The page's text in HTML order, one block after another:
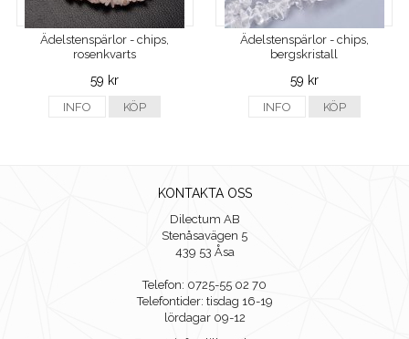
Ädelstenspärlor - chips,
rosenkvarts
59 kr
INFO KÖP
Ädelstenspärlor - chips,
bergskristall
59 kr
INFO KÖP
KONTAKTA OSS
Dilectum AB
Stenåsavägen 5
439 53 Åsa
Telefon: 0725-55 02 70
Telefontider: tisdag 16-19
lördagar 09-12